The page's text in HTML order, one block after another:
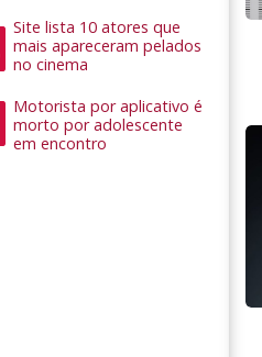
Site lista 10 atores que
mais apareceram pelados
no cinema
Motorista por aplicativo é
morto por adolescente
em encontro